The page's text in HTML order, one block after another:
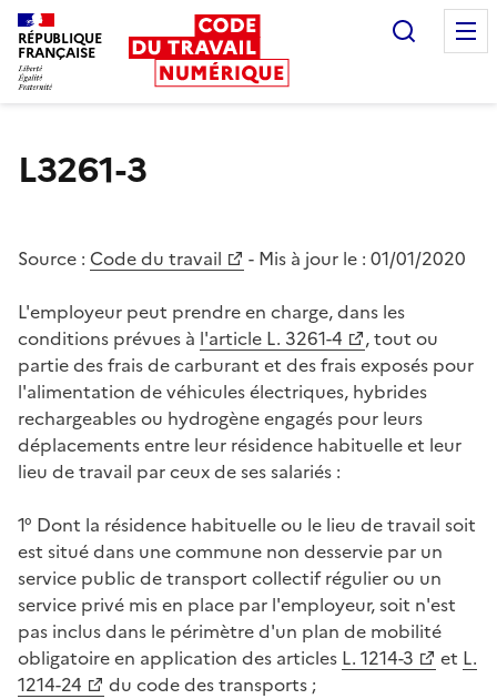
RÉPUBLIQUE
FRANÇAISE
L3261-3
Source : Code du travail - Mis à jour le : 01/01/2020
L'employeur peut prendre en charge, dans les
conditions prévues à l'article L. 3261-4
, tout ou
partie des frais de carburant et des frais exposés pour
l'alimentation de véhicules électriques, hybrides
rechargeables ou hydrogène engagés pour leurs
déplacements entre leur résidence habituelle et leur
lieu de travail par ceux de ses salariés :
1° Dont la résidence habituelle ou le lieu de travail soit
est situé dans une commune non desservie par un
service public de transport collectif régulier ou un
service privé mis en place par l'employeur, soit n'est
pas inclus dans le périmètre d'un plan de mobilité
obligatoire en application des articles L. 1214-3 et L.
1214-24
du code des transports ;